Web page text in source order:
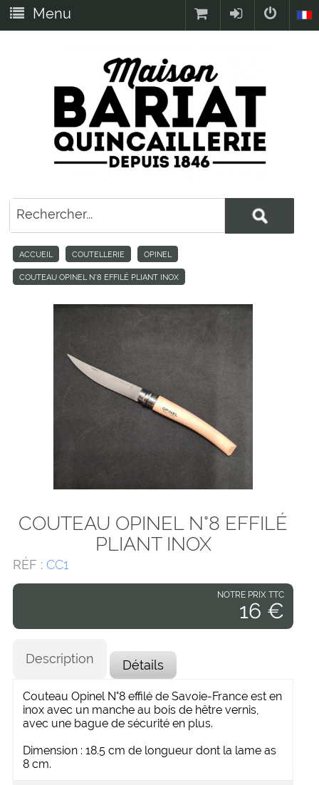
Menu
ACCUEIL COUTELLERIE OPINEL
COUTEAU OPINEL N°8 EFFILÉ PLIANT INOX
COUTEAU OPINEL N°8 EFFILÉ
PLIANT INOX
RÉF : CC1
NOTRE PRIX TTC
16 €
Description Détails
Couteau Opinel N°8 effilé de Savoie-France est en
inox avec un manche au bois de hêtre vernis,
avec une bague de sécurité en plus.
Dimension : 18.5 cm de longueur dont la lame as
8 cm.